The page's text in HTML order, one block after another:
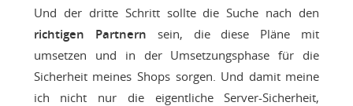
Und der dritte Schritt sollte die Suche nach den
richtigen Partnern sein, die diese Pläne mit
umsetzen und in der Umsetzungsphase für die
Sicherheit meines Shops sorgen. Und damit meine
ich nicht nur die eigentliche Server-Sicherheit,